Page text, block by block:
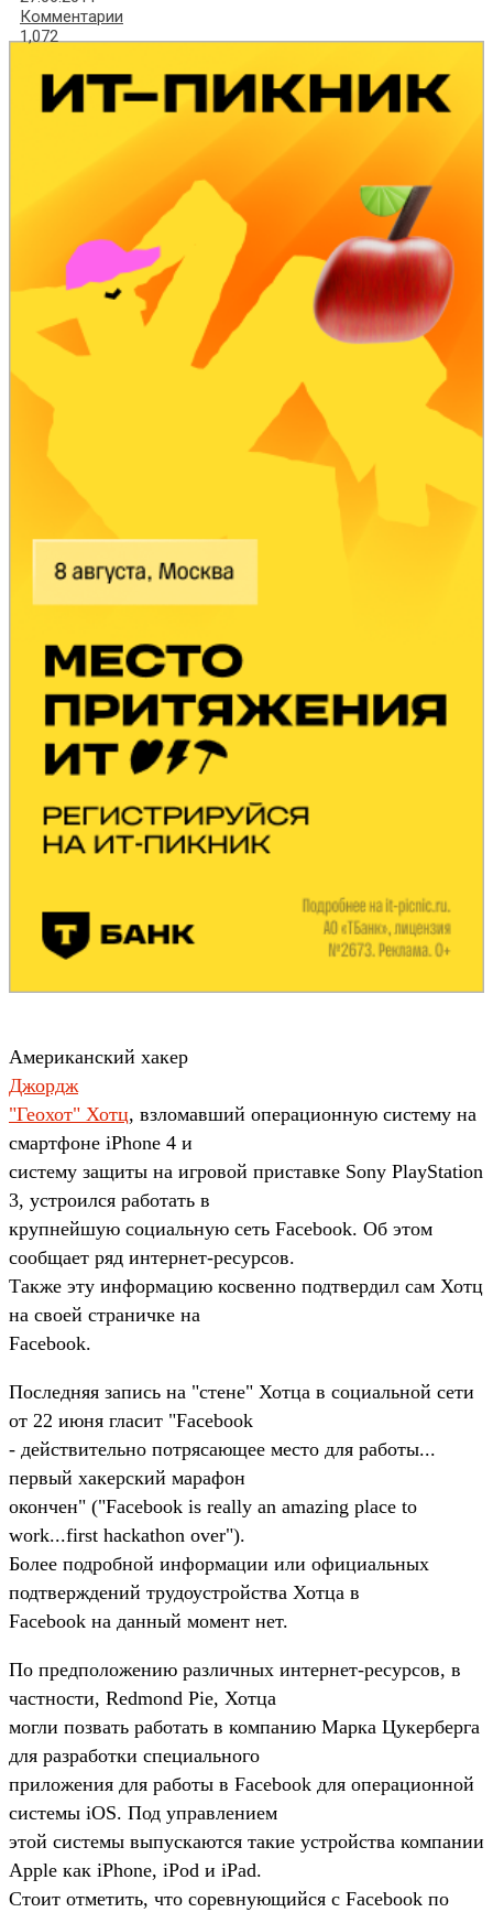
Комментарии
1,072
Американский хакер
Джордж
"Геохот" Хотц, взломавший операционную систему на
смартфоне iPhone 4 и
систему защиты на игровой приставке Sony PlayStation
3, устроился работать в
крупнейшую социальную сеть Facebook. Об этом
сообщает ряд интернет-ресурсов.
Также эту информацию косвенно подтвердил сам Хотц
на своей страничке на
Facebook.
Последняя запись на "стене" Хотца в социальной сети
от 22 июня гласит "Facebook
- действительно потрясающее место для работы...
первый хакерский марафон
окончен" ("Facebook is really an amazing place to
work...first hackathon over").
Более подробной информации или официальных
подтверждений трудоустройства Хотца в
Facebook на данный момент нет.
По предположению различных интернет-ресурсов, в
частности, Redmond Pie, Хотца
могли позвать работать в компанию Марка Цукерберга
для разработки специального
приложения для работы в Facebook для операционной
системы iOS. Под управлением
этой системы выпускаются такие устройства компании
Apple как iPhone, iPod и iPad.
Стоит отметить, что соревнующийся с Facebook по